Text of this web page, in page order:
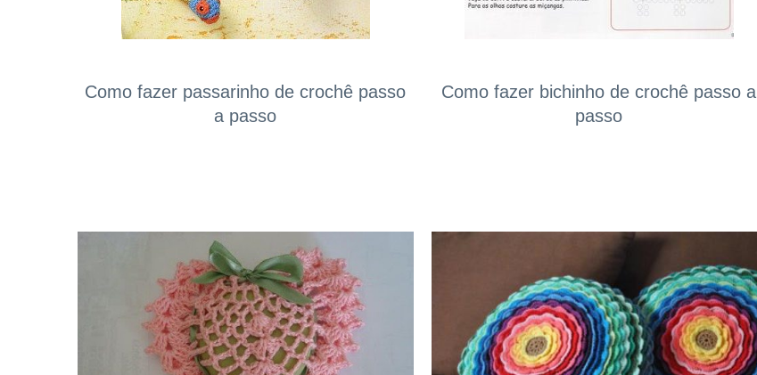
Como fazer passarinho de crochê passo
a passo
Como fazer bichinho de crochê passo a
passo